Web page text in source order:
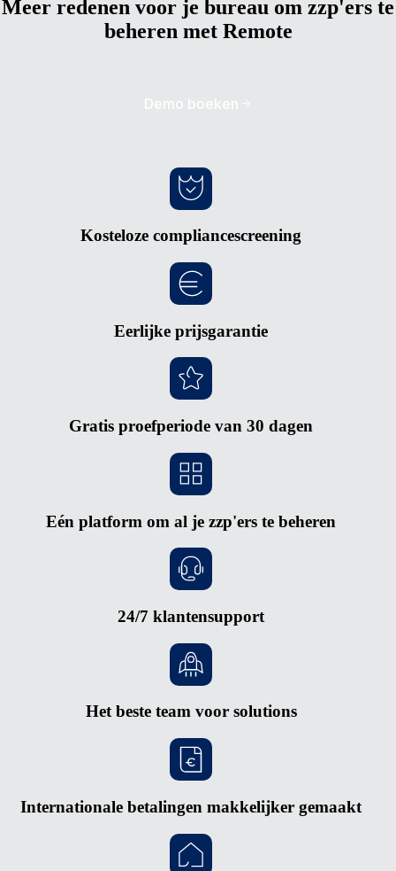
Meer redenen voor je bureau om zzp'ers te
beheren met Remote
Demo boeken
Kosteloze compliancescreening
Eerlijke prijsgarantie
Gratis proefperiode van 30 dagen
Eén platform om al je zzp'ers te beheren
24/7 klantensupport
Het beste team voor solutions
Internationale betalingen makkelijker gemaakt